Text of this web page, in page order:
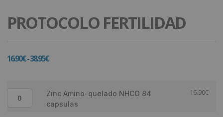
PROTOCOLO FERTILIDAD
16.90€-38.95€
Zinc Amino-quelado NHCO 84
capsulas
16.90€